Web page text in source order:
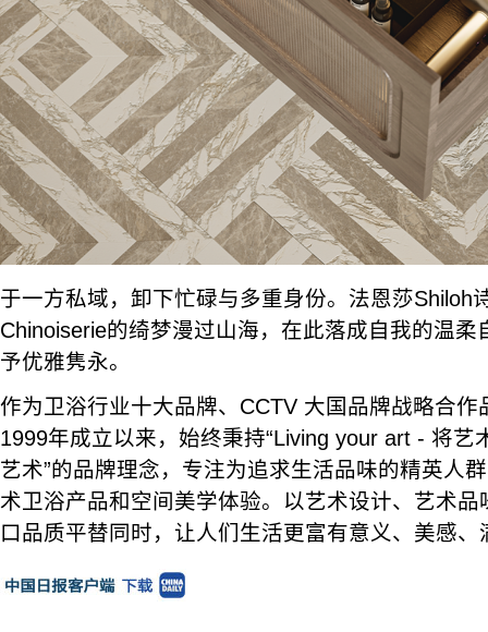
于一方私域，卸下忙碌与多重身份。法恩莎Shiloh
Chinoiserie的绮梦漫过山海，在此落成自我的温柔
予优雅隽永。
作为卫浴行业十大品牌、CCTV 大国品牌战略合作
1999年成立以来，始终秉持“Living your art - 将艺
艺术”的品牌理念，专注为追求生活品味的精英人
术卫浴产品和空间美学体验。以艺术设计、艺术
口品质平替同时，让人们生活更富有意义、美感、